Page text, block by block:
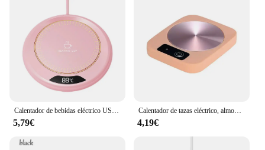
Calentador de bebidas eléctrico USB, 3 ajustes de temperatura, placa calentadora de café, calentador de tazas de café para café, leche, té y bebidas
5,79€
Calentador de tazas eléctrico, almohadilla calefactora de agua para té de la leche, calentador de tazas, posavasos termostático constante, regalo de oficina en casa de baja potencia
4,19€